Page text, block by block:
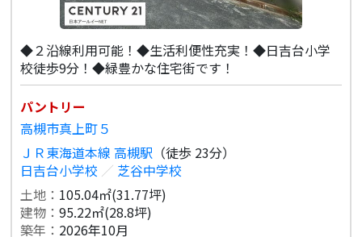
◆２沿線利用可能！◆生活利便性充実！◆日吉台小学
校徒歩9分！◆緑豊かな住宅街です！
パントリー
高槻市真上町５
ＪＲ東海道本線 高槻駅 （徒歩 23分）
日吉台小学校 ／ 芝谷中学校
土地： 105.04㎡(31.77坪)
建物：95.22㎡(28.8坪)
築年： 2026年10月